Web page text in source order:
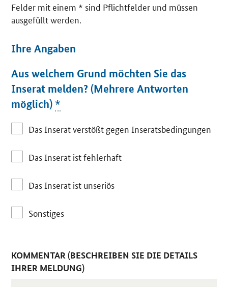
Felder mit einem * sind Pflichtfelder und müssen
ausgefüllt werden.
Ihre Angaben
Aus welchem Grund möchten Sie das
Inserat melden? (Mehrere Antworten
möglich) *
Das Inserat verstößt gegen Inseratsbedingungen
Das Inserat ist fehlerhaft
Das Inserat ist unseriös
Sonstiges
KOMMENTAR (BESCHREIBEN SIE DIE DETAILS
IHRER MELDUNG)